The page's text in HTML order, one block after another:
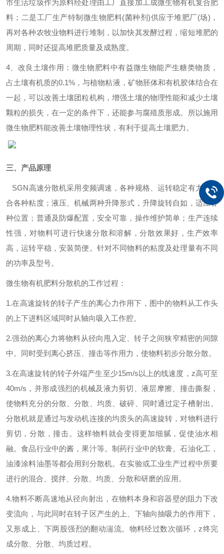
市生活垃圾作为原料经处理由工厂直接加工成微生物有机复合肥
料；二是工厂生产特制微生物肥料(菌种剂)供应于堆肥厂(场)，
再对各种农牧业物料进行堆制，以加快其发酵过程，缩短堆肥的
周期，同时还提高堆肥质量及成熟度。
4、改良土壤作用：微生物肥料中有益微生物能产生糖类物质，
占土壤有机质的0.1%，与植物粘液，矿物胚体和有机胶体结合在
一起，可以改善土壤团粒机构，增强土壤的物理性能和减少土壤
颗粒的损失，在一定的条件下，还能参与腐殖质形成。所以施用
微生物肥料能改善土壤物理性状，有利于提高土壤肥力。
三、产品原理
SGN高速分散机采用变频调速，各种规格、运转稳定有力，适
合各种粘度；液压、机械两种升降形式，升降旋转自如，适应各
种位置；普通及防爆配置，安全可靠，操作维护简单；生产连续
性强，对物料可进行快速分散和溶解，分散效果好，生产效率
高，运转平稳，安装简便。针对不同物料的粘度及处理量有不同
的功率及型号。
微生物有机肥料分散机的工作过程：
1.在高速旋转的转子产生的离心力作用下，图中的物料从工作头
的上下进料区域同时从轴向吸入工作腔。
2.强劲的离心力将物料从径向甩入定、转子之间狭窄精密的间隙
中。同时受到离心挤压、撞击等作用力，使物料初步分散分散。
3.在高速旋转的转子外端产生至少15m/s以上的线速度， z高可至
40m/s，并形成强烈的机械及液力剪切、液层摩擦、撞击撕裂，
使物料充分的分散、分散、均质、破碎、同时通过定子槽射出。
分散机就是通过与发动机连接的均质头的高速旋转，对物料进行
剪切，分散，撞击。这样物料就会变得更加细腻，促使油水相
融。食品行业中的酱，果汁等。制药行业中的软膏。石油化工，
油漆涂料油墨等都会用到分散机。在实验或工业生产过程中所要
进行的混合、搅拌、分散、均质、分散和研磨的应用。
4.物料不断高速地从径向射出，在物料本身和容器壁的阻力下改
变流向，与此同时在转子区产生的上、下轴向抽吸力的作用下，
又形成上、下两股强烈的翻动湍流。物料经过数次循环， z终完
成分散、分散、均质过程。